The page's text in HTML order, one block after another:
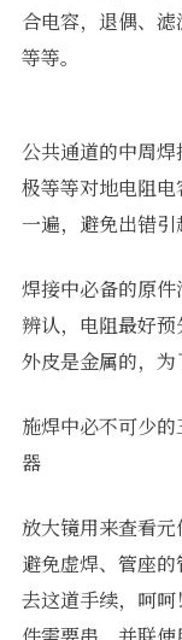
合电容，退偶、
等等。
公共通道的中周
极等等对地电阻
一遍，避免出错引
焊接中必备的原
辨认，电阻最好
外皮是金属的，为
施焊中必不可少
器
放大镜用来查看
避免虚焊、管座
去这道手续，呵